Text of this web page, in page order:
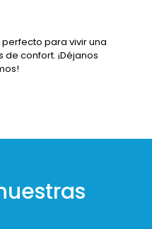
para vivir una
confort. ¡Déjanos